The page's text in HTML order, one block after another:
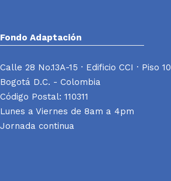
Fondo Adaptación
Calle 28 No.13A-15 · Edificio CCI · Piso 10
Bogotá D.C. - Colombia
Código Postal: 110311
Lunes a Viernes de 8am a 4pm
Jornada continua